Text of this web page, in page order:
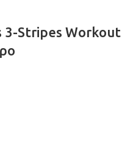
3-Stripes Workout